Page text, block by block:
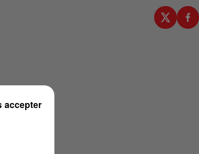
accepter